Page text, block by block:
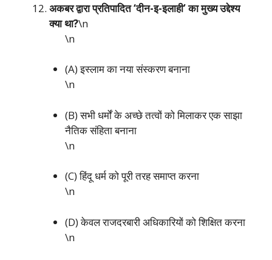
अकबर द्वारा प्रतिपादित ‘दीन-इ-इलाही’ का मुख्य उद्देश्य
क्या था?\n
\n
(A) इस्लाम का नया संस्करण बनाना
\n
(B) सभी धर्मों के अच्छे तत्वों को मिलाकर एक साझा
नैतिक संहिता बनाना
\n
(C) हिंदू धर्म को पूरी तरह समाप्त करना
\n
(D) केवल राजदरबारी अधिकारियों को शिक्षित करना
\n